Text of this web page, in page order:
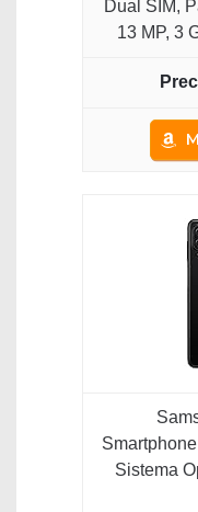
Dual SIM,
13 MP, 3
Sistema